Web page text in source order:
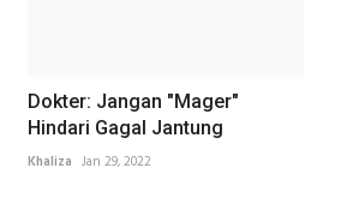
Dokter: Jangan "Mager"
Hindari Gagal Jantung
Khaliza Jan 29, 2022